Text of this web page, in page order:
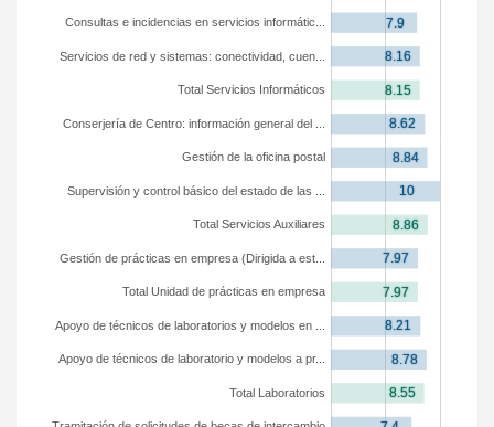
Total Laboratorios
Apoyo de técnicos de laboratorio y modelos a pr...
Apoyo de técnicos de laboratorios y modelos en ...
Total Unidad de prácticas en empresa
Gestión de prácticas en empresa (Dirigida a est...
Total Servicios Auxiliares
Supervisión y control básico del estado de las ...
Gestión de la oficina postal
Conserjería de Centro: información general del ...
Total Servicios Informáticos
Servicios de red y sistemas: conectividad, cuen...
Consultas e incidencias en servicios informátic...